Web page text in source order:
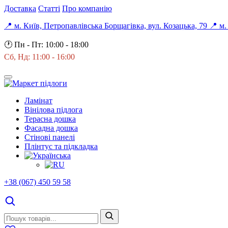
Доставка Статті Про компанію
📍 м. Київ, Петропавлівська Борщагівка, вул. Козацька, 79 📍 м.
🕐 Пн - Пт: 10:00 - 18:00
Сб, Нд: 11:00 - 16:00
Ламінат
Вінілова підлога
Терасна дошка
Фасадна дошка
Стінові панелі
Плінтус та підкладка
+38 (067) 450 59 58